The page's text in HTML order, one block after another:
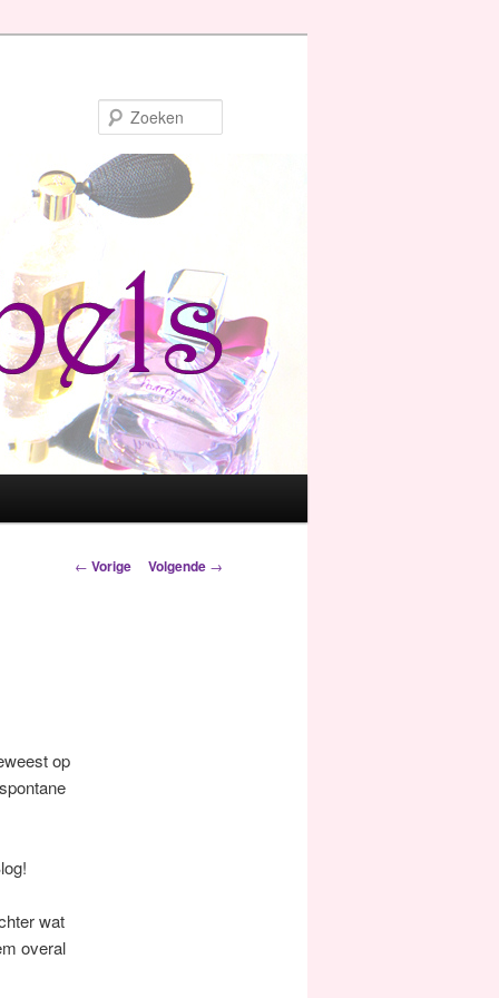
Berichtnavigatie
← Vorige Volgende →
op
wat
overal